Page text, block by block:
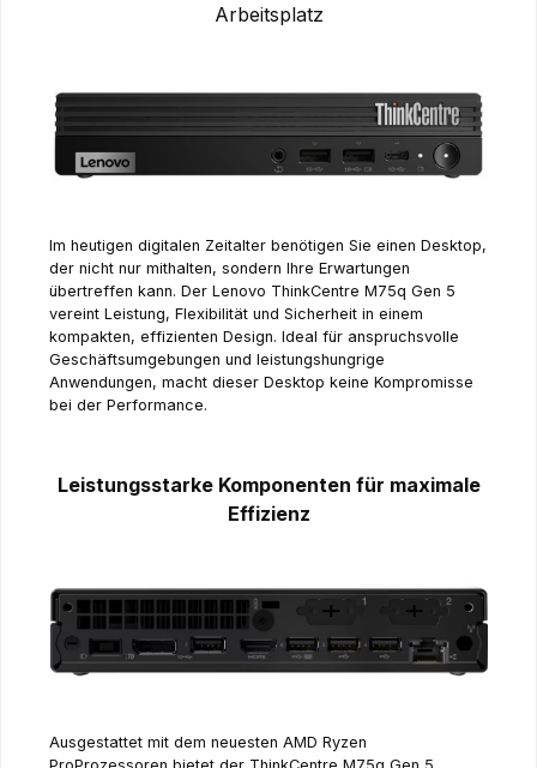
Arbeitsplatz
Im heutigen digitalen Zeitalter benötigen Sie einen Desktop,
der nicht nur mithalten, sondern Ihre Erwartungen
übertreffen kann. Der Lenovo ThinkCentre M75q Gen 5
vereint Leistung, Flexibilität und Sicherheit in einem
kompakten, effizienten Design. Ideal für anspruchsvolle
Geschäftsumgebungen und leistungshungrige
Anwendungen, macht dieser Desktop keine Kompromisse
bei der Performance.
Leistungsstarke Komponenten für maximale
Effizienz
Ausgestattet mit dem neuesten AMD Ryzen